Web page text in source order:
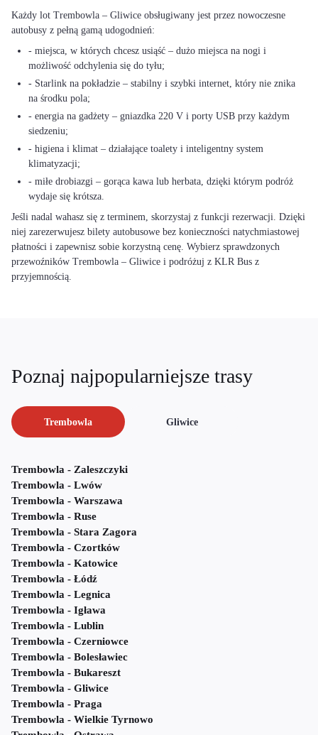
Każdy lot Trembowla – Gliwice obsługiwany jest przez nowoczesne
autobusy z pełną gamą udogodnień:
- miejsca, w których chcesz usiąść – dużo miejsca na nogi i
możliwość odchylenia się do tyłu;
- Starlink na pokładzie – stabilny i szybki internet, który nie znika
na środku pola;
- energia na gadżety – gniazdka 220 V i porty USB przy każdym
siedzeniu;
- higiena i klimat – działające toalety i inteligentny system
klimatyzacji;
- miłe drobiazgi – gorąca kawa lub herbata, dzięki którym podróż
wydaje się krótsza.
Jeśli nadal wahasz się z terminem, skorzystaj z funkcji rezerwacji. Dzięki
niej zarezerwujesz bilety autobusowe bez konieczności natychmiastowej
płatności i zapewnisz sobie korzystną cenę. Wybierz sprawdzonych
przewoźników Trembowla – Gliwice i podróżuj z KLR Bus z
przyjemnością.
Poznaj najpopularniejsze trasy
Trembowla Gliwice
Trembowla - Zaleszczyki
Trembowla - Lwów
Trembowla - Warszawa
Trembowla - Ruse
Trembowla - Stara Zagora
Trembowla - Czortków
Trembowla - Katowice
Trembowla - Łódź
Trembowla - Legnica
Trembowla - Igława
Trembowla - Lublin
Trembowla - Czerniowce
Trembowla - Bolesławiec
Trembowla - Bukareszt
Trembowla - Gliwice
Trembowla - Praga
Trembowla - Wielkie Tyrnowo